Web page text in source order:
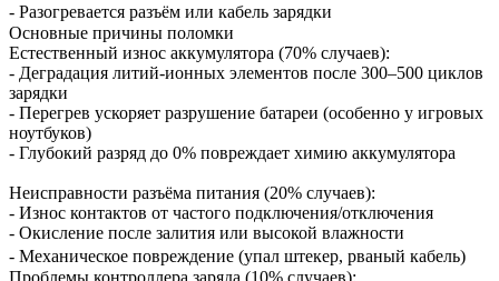
- Разогревается разъём или кабель зарядки
Основные причины поломки
Естественный износ аккумулятора (70% случаев):
- Деградация литий-ионных элементов после 300–500 циклов
зарядки
- Перегрев ускоряет разрушение батареи (особенно у игровых
ноутбуков)
- Глубокий разряд до 0% повреждает химию аккумулятора
Неисправности разъёма питания (20% случаев):
- Износ контактов от частого подключения/отключения
- Окисление после залития или высокой влажности
- Механическое повреждение (упал штекер, рваный кабель)
Проблемы контроллера заряда (10% случаев):